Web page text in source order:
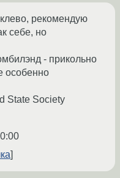
рекомендую
себе, но
- прикольно
особенно
State Society